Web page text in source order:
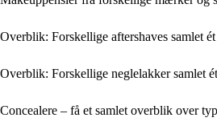
Overblik: Forskellige aftershaves samlet ét
Overblik: Forskellige neglelakker samlet
Concealere – få et samlet overblik over